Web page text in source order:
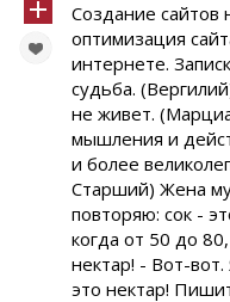
Создание сайтов
оптимизация
интернете.
судьба.
не живет.
мышления и
и более
Старший) Жена
повторяю: сок -
когда от 50 до
нектар! - Вот-
это нектар!